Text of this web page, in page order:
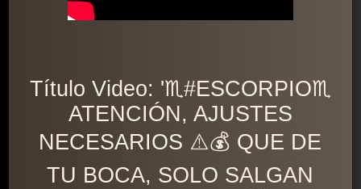
Título Video: '♏️#ESCORPIO♏️
ATENCIÓN, AJUSTES
NECESARIOS ⚠️💰 QUE DE
TU BOCA, SOLO SALGAN